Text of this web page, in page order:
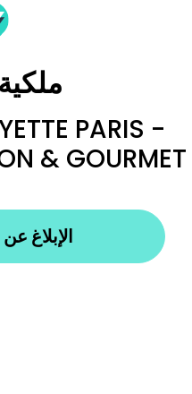
PARIS -
& GOURMET
الإبلاغ